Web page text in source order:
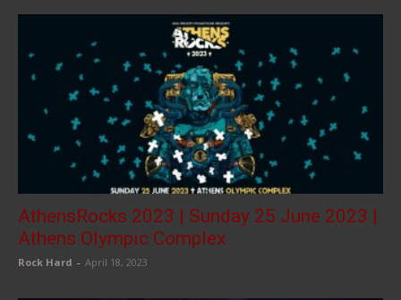
AthensRocks 2023 | Sunday 25 June 2023 |
Athens Olympic Complex
Rock Hard - April 18, 2023